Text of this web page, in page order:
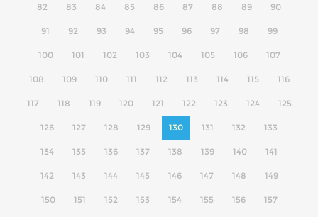
82 83 84 85 86 87 88 89 90
91 92 93 94 95 96 97 98 99
100 101 102 103 104 105 106 107
108 109 110 111 112 113 114 115 116
117 118 119 120 121 122 123 124 125
126 127 128 129 130 131 132 133
134 135 136 137 138 139 140 141
142 143 144 145 146 147 148 149
150 151 152 153 154 155 156 157